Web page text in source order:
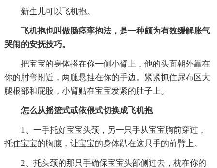
新生儿可以飞机抱。
飞机抱也叫做肠痉挛抱法，是一种颇为有效缓解胀气
哭闹的安抚技巧。
把宝宝的身体搭在你一侧小臂上，他的头面朝外靠在
你的肘弯附近，两腿悬挂在你的手边。紧紧抓住尿布区大
腿根部和屁股，小臂贴在宝宝发紧的肚子上。
怎么从摇篮式或依偎式切换成飞机抱
1、一手托好宝宝头颈，另一只手从宝宝胸前穿过，
托住宝宝的胸腹，让宝宝的身体趴在这只手的前臂上。
2、托头颈的那只手确保宝宝头部侧过去，枕在你的